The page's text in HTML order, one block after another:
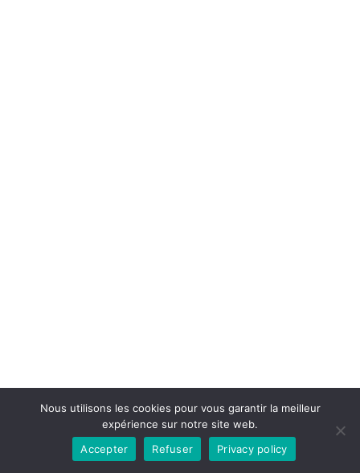
Nous utilisons les cookies pour vous garantir la meilleur
expérience sur notre site web.
Accepter
Refuser Privacy policy